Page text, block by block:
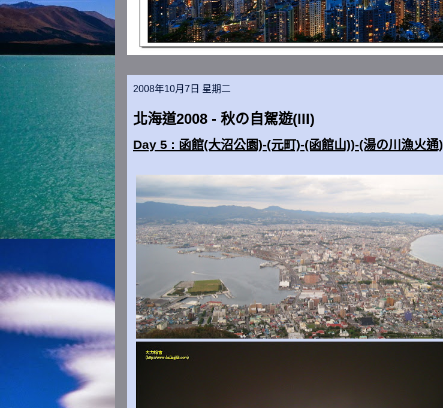
2008年10月7日 星期二
北海道2008 - 秋の自駕遊(III)
Day 5 : 函館(大沼公園)-(元町)-(函館山))-(湯の川漁火通)